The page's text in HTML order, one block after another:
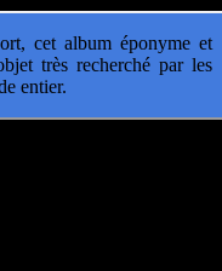
cet album éponyme et
très recherché par les
entier.